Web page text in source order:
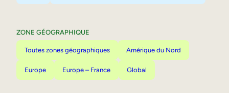
ZONE GÉOGRAPHIQUE
Toutes zones géographiques Amérique du Nord
Europe Europe – France Global